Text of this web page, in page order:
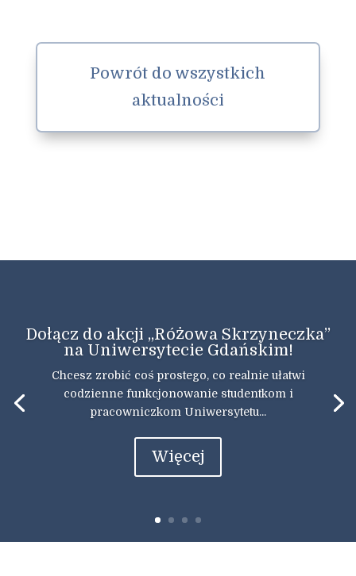
Powrót do wszystkich
aktualności
Dołącz do akcji „Różowa Skrzyneczka”
na Uniwersytecie Gdańskim!
Chcesz zrobić coś prostego, co realnie ułatwi
codzienne funkcjonowanie studentkom i
pracowniczkom Uniwersytetu...
Więcej